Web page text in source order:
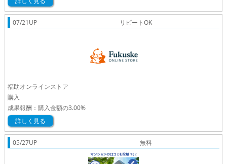
07/21UP リピートOK
福助オンラインストア
購入
成果報酬： 購入金額の3.00%
詳しく見る
05/27UP 無料